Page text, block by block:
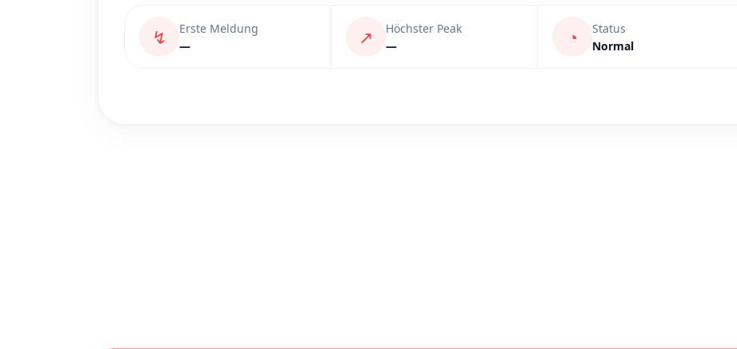
↯
Erste Meldung
—
↗
Höchster Peak
—
◔
Status
Normal